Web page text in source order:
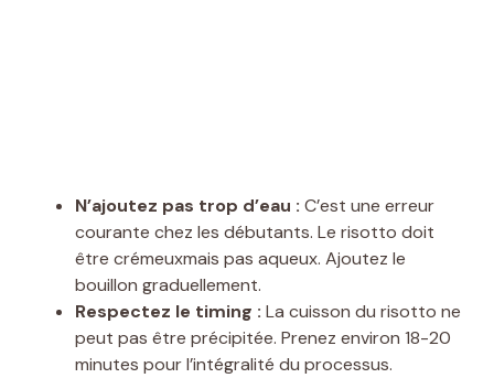
N’ajoutez pas trop d’eau : C’est une erreur
courante chez les débutants. Le risotto doit
être crémeuxmais pas aqueux. Ajoutez le
bouillon graduellement.
Respectez le timing : La cuisson du risotto ne
peut pas être précipitée. Prenez environ 18-20
minutes pour l’intégralité du processus.